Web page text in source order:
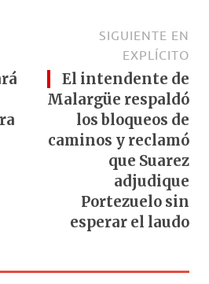
SIGUIENTE EN
EXPLÍCITO
El intendente de
Malargüe respaldó
los bloqueos de
caminos y reclamó
que Suarez
adjudique
Portezuelo sin
esperar el laudo